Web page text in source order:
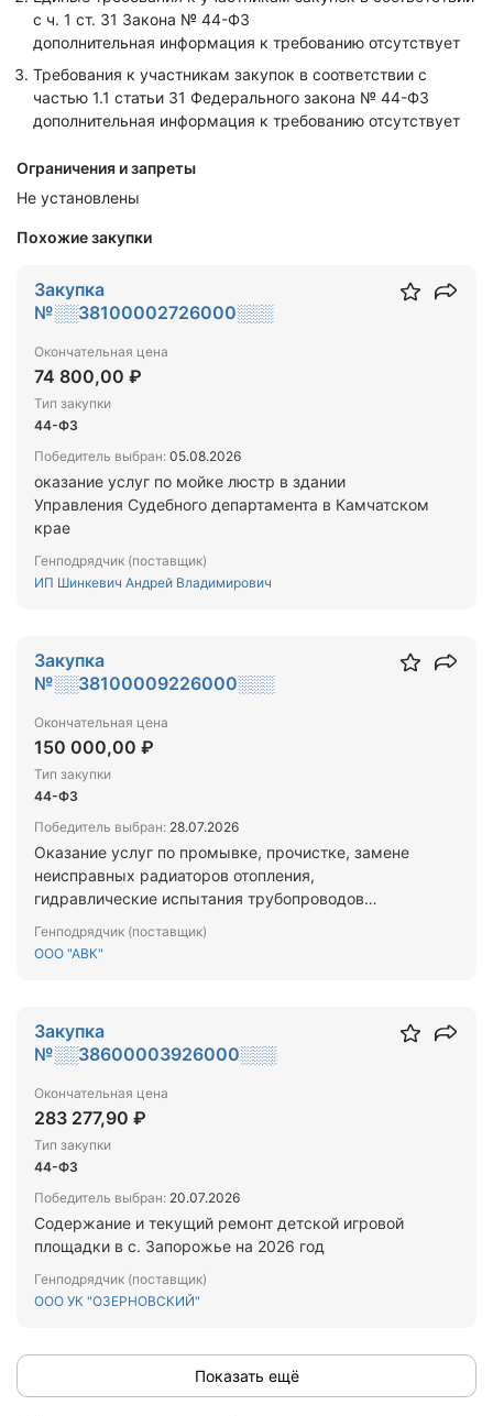
с ч. 1 ст. 31 Закона № 44-ФЗ
дополнительная информация к требованию отсутствует
Требования к участникам закупок в соответствии с
частью 1.1 статьи 31 Федерального закона № 44-ФЗ
дополнительная информация к требованию отсутствует
Ограничения и запреты
Не установлены
Похожие закупки
Закупка
№░░38100002726000░░░
Окончательная цена
74 800,00 ₽
Тип закупки
44-ФЗ
Победитель выбран: 05.08.2026
оказание услуг по мойке люстр в здании
Управления Судебного департамента в Камчатском
крае
Генподрядчик (поставщик)
ИП Шинкевич Андрей Владимирович
Закупка
№░░38100009226000░░░
Окончательная цена
150 000,00 ₽
Тип закупки
44-ФЗ
Победитель выбран: 28.07.2026
Оказание услуг по промывке, прочистке, замене
неисправных радиаторов отопления,
гидравлические испытания трубопроводов
Генподрядчик (поставщик)
ООО "АВК"
Закупка
№░░38600003926000░░░
Окончательная цена
283 277,90 ₽
Тип закупки
44-ФЗ
Победитель выбран: 20.07.2026
Содержание и текущий ремонт детской игровой
площадки в с. Запорожье на 2026 год
Генподрядчик (поставщик)
ООО УК "ОЗЕРНОВСКИЙ"
Показать ещё